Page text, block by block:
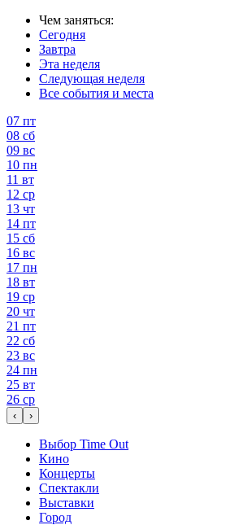
Чем заняться:
Сегодня
Завтра
Эта неделя
Следующая неделя
Все события и места
07 пт
08 сб
09 вс
10 пн
11 вт
12 ср
13 чт
14 пт
15 сб
16 вс
17 пн
18 вт
19 ср
20 чт
21 пт
22 сб
23 вс
24 пн
25 вт
26 ср
‹ ›
Выбор Time Out
Кино
Концерты
Спектакли
Выставки
Город